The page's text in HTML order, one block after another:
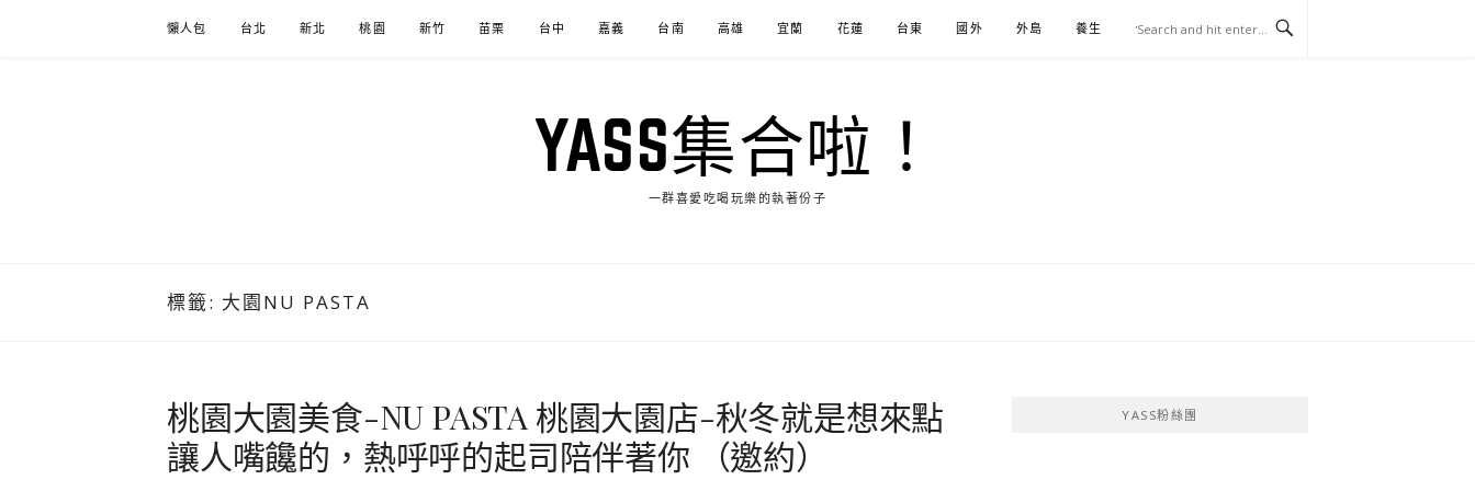
懶人包 台北 新北 桃園 新竹 苗栗 台中 嘉義 台南 高雄 宜蘭 花蓮 台東 國外 外島 養生 伴手禮
YASS集合啦！
一群喜愛吃喝玩樂的執著份子
標籤: 大園NU PASTA
桃園大園美食-NU PASTA 桃園大園店-秋冬就是想來點
讓人嘴饞的，熱呼呼的起司陪伴著你 （邀約）
YASS粉絲團